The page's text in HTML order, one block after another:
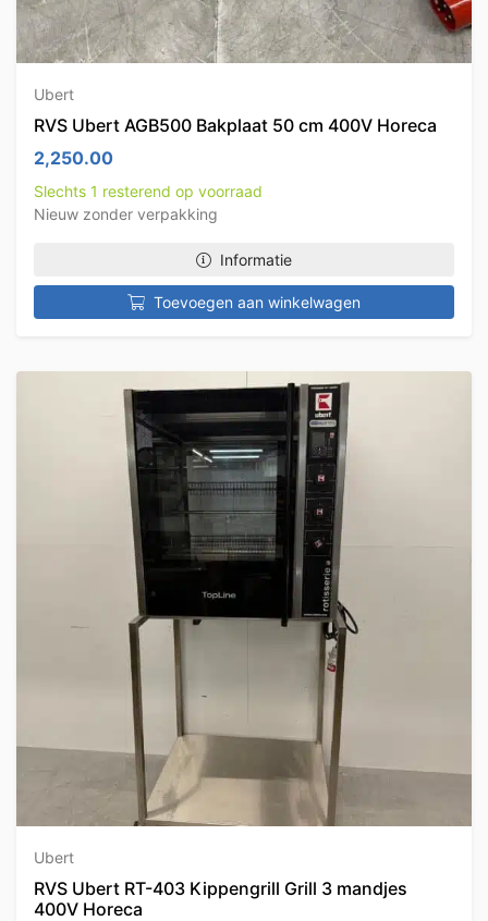
Ubert
RVS Ubert AGB500 Bakplaat 50 cm 400V Horeca
2,250.00
Slechts 1 resterend op voorraad
Nieuw zonder verpakking
Informatie
Toevoegen aan winkelwagen
Ubert
RVS Ubert RT-403 Kippengrill Grill 3 mandjes
400V Horeca